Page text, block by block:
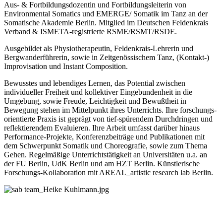
Aus- & Fortbildungsdozentin und Fortbildungsleiterin von
Environmental Somatics und EMERGE/ Somatik im Tanz an der
Somatische Akademie Berlin. Mitglied im Deutschen Feldenkrais
Verband & ISMETA-registrierte RSME/RSMT/RSDE.
Ausgebildet als Physiotherapeutin, Feldenkrais-Lehrerin und
Bergwanderführerin, sowie in Zeitgenössischem Tanz, (Kontakt-)
Improvisation und Instant Composition.
Bewusstes und lebendiges Lernen, das Potential zwischen
individueller Freiheit und kollektiver Eingebundenheit in die
Umgebung, sowie Freude, Leichtigkeit und Bewußtheit in
Bewegung stehen im Mittelpunkt ihres Unterrichts. Ihre forschungs-
orientierte Praxis ist geprägt von tief-spürendem Durchdringen und
reflektierendem Evaluieren. Ihre Arbeit umfasst darüber hinaus
Performance-Projekte, Konferenzbeiträge und Publikationen mit
dem Schwerpunkt Somatik und Choreografie, sowie zum Thema
Gehen. Regelmäßige Unterrichtstätigkeit an Universitäten u.a. an
der FU Berlin, UdK Berlin und am HZT Berlin. Künstlerische
Forschungs-Kollaboration mit AREAL_artistic research lab Berlin.